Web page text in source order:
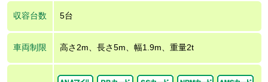
収容台数 5台
車両制限 高さ2m、長さ5m、幅1.9m、重量2t